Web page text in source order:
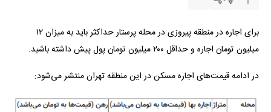
برای اجاره در منطقه پیروزی در محله پرستار حداکثر باید به میزان ۱۲
میلیون تومان اجاره و حداقل ۲۰۰ میلیون تومان پول پیش داشته باشید.
در ادامه قیمت‌های اجاره مسکن در این منطقه تهران منتشر می‌شود: